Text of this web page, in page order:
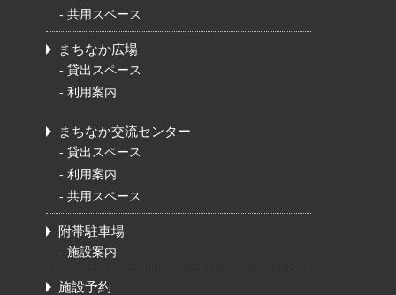
- 共用スペース
まちなか広場
- 貸出スペース
- 利用案内
まちなか交流センター
- 貸出スペース
- 利用案内
- 共用スペース
附帯駐車場
- 施設案内
施設予約